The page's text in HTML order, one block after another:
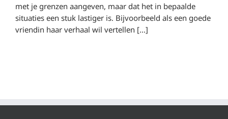
met je grenzen aangeven, maar dat het in bepaalde
situaties een stuk lastiger is. Bijvoorbeeld als een goede
vriendin haar verhaal wil vertellen [...]